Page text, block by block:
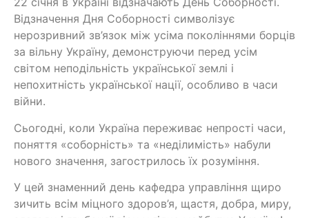
Відзначення Дня Соборності символізує
нерозривний зв’язок між усіма поколіннями борців
за вільну Україну, демонструючи перед усім
світом неподільність української землі і
непохитність української нації, особливо в часи
війни.
Сьогодні, коли Україна переживає непрості часи,
поняття «соборність» та «неділимість» набули
нового значення, загострилось їх розуміння.
У цей знаменний день кафедра управління щиро
зичить всім міцного здоров’я, щастя, добра, миру,